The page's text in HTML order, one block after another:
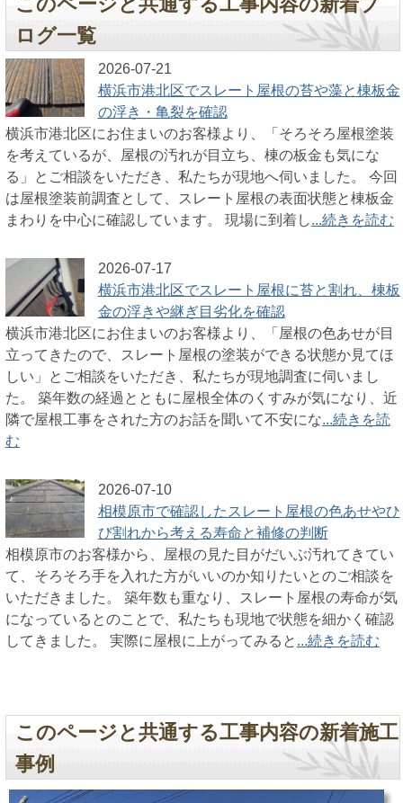
ログ一覧
2026-07-21
横浜市港北区でスレート屋根の苔や藻と棟板金
の浮き・亀裂を確認
横浜市港北区にお住まいのお客様より、「そろそろ屋根塗装
を考えているが、屋根の汚れが目立ち、棟の板金も気にな
る」とご相談をいただき、私たちが現地へ伺いました。 今回
は屋根塗装前調査として、スレート屋根の表面状態と棟板金
まわりを中心に確認しています。 現場に到着し...続きを読む
2026-07-17
横浜市港北区でスレート屋根に苔と割れ、棟板
金の浮きや継ぎ目劣化を確認
横浜市港北区にお住まいのお客様より、「屋根の色あせが目
立ってきたので、スレート屋根の塗装ができる状態か見てほ
しい」とご相談をいただき、私たちが現地調査に伺いまし
た。 築年数の経過とともに屋根全体のくすみが気になり、近
隣で屋根工事をされた方のお話を聞いて不安にな...続きを読
む
2026-07-10
相模原市で確認したスレート屋根の色あせやひ
び割れから考える寿命と補修の判断
相模原市のお客様から、屋根の見た目がだいぶ汚れてきてい
て、そろそろ手を入れた方がいいのか知りたいとのご相談を
いただきました。 築年数も重なり、スレート屋根の寿命が気
になっているとのことで、私たちも現地で状態を細かく確認
してきました。 実際に屋根に上がってみると ...続きを読む
このページと共通する工事内容の新着施工
事例